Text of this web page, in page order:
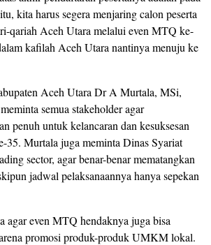
kita harus segera menjaring calon peserta
qariah Aceh Utara melalui even MTQ ke-
kafilah Aceh Utara nantinya menuju ke
Aceh Utara Dr A Murtala, MSi,
semua stakeholder agar
penuh untuk kelancaran dan kesuksesan
35. Murtala juga meminta Dinas Syariat
sector, agar benar-benar mematangkan
jadwal pelaksanaannya hanya sepekan
agar even MTQ hendaknya juga bisa
promosi produk-produk UMKM lokal.